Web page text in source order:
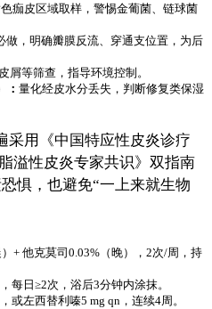
痂皮区域取样，警惕金葡菌、链球菌
做，明确瓣膜反流、穿通支位置，为后
屑等筛查，指导环境控制。
： 量化经皮水分丢失，判断修复类保湿
采用《中国特应性皮炎诊疗
溢性皮炎专家共识》双指南
惧，也避免“一上来就生物
+ 他克莫司0.03%（晚），2次/周，持
每日≥2次，浴后3分钟内涂抹。
或左西替利嗪5 mg qn，连续4周。